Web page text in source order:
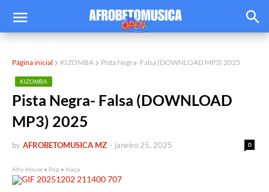
Página inicial KIZOMBA Pista Negra- Falsa (DOWNLOAD MP3) 2025
KIZOMBA
Pista Negra- Falsa (DOWNLOAD
MP3) 2025
by AFROBETOMUSICA MZ 0
- janeiro 25, 2025
Afro House • Pop • Naija